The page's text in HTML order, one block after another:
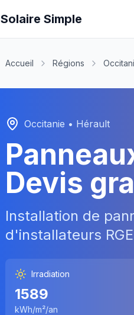
Solaire Simple
Accueil Régions
Occitanie • Hérault
Devis
Installation de
d'installateurs
Irradiation
1589
kWh/m²/an